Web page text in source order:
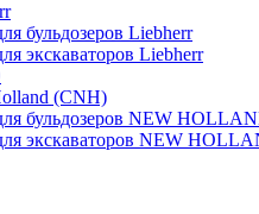
бульдозеров Liebherr
экскаваторов Liebherr
(CNH)
бульдозеров NEW
экскаваторов NEW